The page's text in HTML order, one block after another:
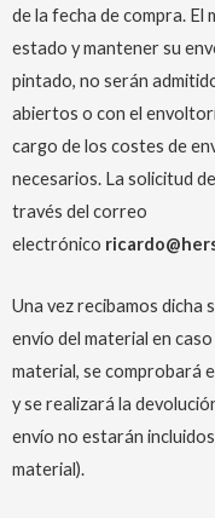
de la fecha de compra.
estado y mantener su
pintado, no serán
abiertos o con el
cargo de los costes de
necesarios. La solicitud
través del correo
electrónico
Una vez recibamos dicha
envío del material en
material, se comprobará
y se realizará la
envío no estarán
material).